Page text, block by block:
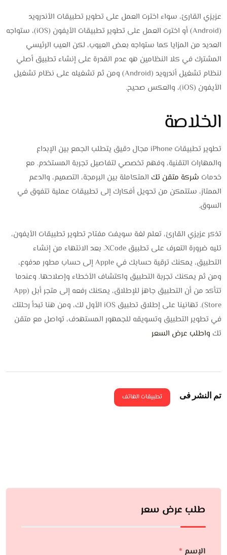
عزيزي القارئ، سواء اخترت العمل على تطوير تطبيقات الأندرويد
(Android) أو اخترت العمل على تطوير تطبيقات الأيفون (iOS)، ستواجه
العديد من المزايا كما ستواجه بعض العيوب، لكن العيب الرئيسي
المشترك في كلا النظامين هو عدم القدرة على إنشاء تطبيق أصلي
لنظام تشغيل أندرويد (Android) ومن ثم تشغيله على نظام تشغيل
الأيفون (iOS)، والعكس صحيح.
الخلاصة
تطوير تطبيقات iPhone مجال دقيق يتطلب الجمع بين الإبداع
والمهارات التقنية، وفهم تخصصي لتفاصيل تجربة المستخدم. مع
خدمات شركة متقن تك المتكاملة بين البرمجة، التصميم، والدعم
الممتاز، ستتمكن من تحويل أفكارك إلى تطبيقات عملية تتفوق في
السوق.
تذكر عزيزي القارئ، تعلم لغة سويفت مفتاح تطوير تطبيقات الأيفون،
تليه ضرورة التعرف على تطبيق XCode. بعد الانتهاء من إنشاء
التطبيق، يمكنك ترقية حسابك في Apple إلى حساب مطور مدفوع،
ومن ثم يمكنك تجربة التطبيق واكتشاف الأخطاء وإصلاحها. وعندما
تتأكد من أن التطبيق جاهز للإطلاق، يمكنك رفعه إلى متجر أبل (App
Store). تهانينا على إطلاق تطبيق iOS الأول لك، ومن هنا تبدأ رحلتك
في تطوير التطبيق وتسويقه للجمهور المستهدف، تواصل مع متقن
تك واطلب عرض السعر
تم النشر فى تطبيقات الهاتف
طلب عرض سعر
الإسم *